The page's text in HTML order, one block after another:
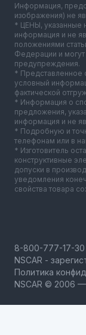
Информация,
изображения) не
* ЦЕНЫ, указанные
информация и не
положениями
Федерации и
предупреждения.
* Представленное
условный
фактической
* Информация о
предложения,
информация и не
* Подробную и
телефонам или в
* Изготовитель
конструктивные
допуски в
уведомления
свойства товара
NSCAR -
Политика
NSCAR © 2006